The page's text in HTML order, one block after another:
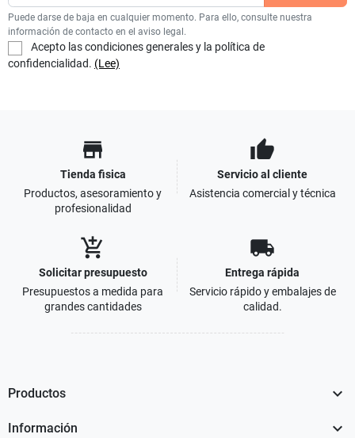
Puede darse de baja en cualquier momento. Para ello, consulte nuestra
información de contacto en el aviso legal.
Acepto las condiciones generales y la política de
confidencialidad. (Lee)
store
Tienda fisica
Productos, asesoramiento y
profesionalidad
thumb_up
Servicio al cliente
Asistencia comercial y técnica
add_shopping_cart
Solicitar presupuesto
Presupuestos a medida para
grandes cantidades
local_shipping
Entrega rápida
Servicio rápido y embalajes de
calidad.
Productos 
Información 